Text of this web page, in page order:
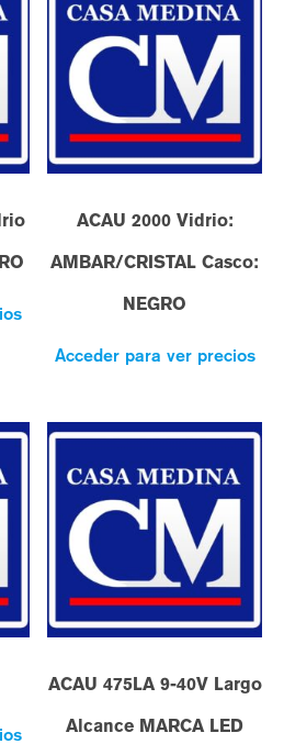
ACAU 2000 Vidrio:
AMBAR/CRISTAL Casco:
NEGRO
Acceder para ver precios
ACAU 475LA 9-40V Largo
Alcance MARCA LED